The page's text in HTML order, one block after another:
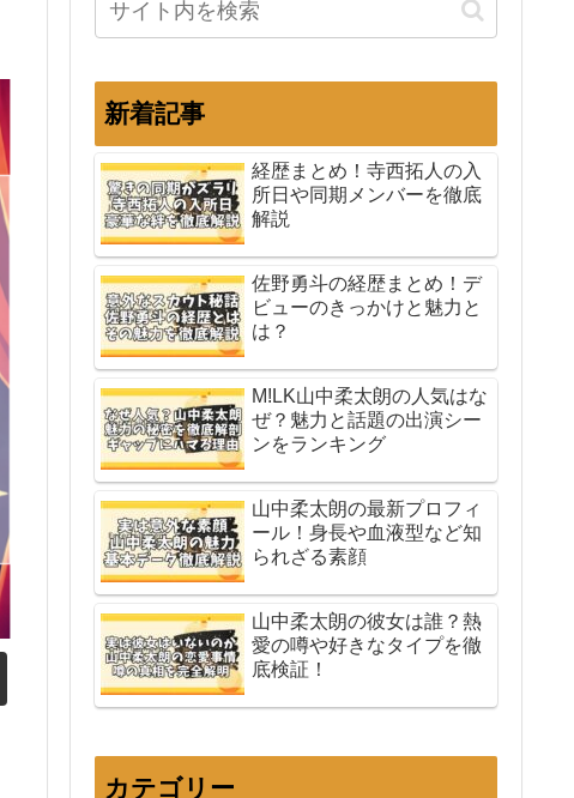
新着記事
経歴まとめ！寺西拓人の入
所日や同期メンバーを徹底
解説
佐野勇斗の経歴まとめ！デ
ビューのきっかけと魅力と
は？
M!LK山中柔太朗の人気はな
ぜ？魅力と話題の出演シー
ンをランキング
山中柔太朗の最新プロフィ
ール！身長や血液型など知
られざる素顔
山中柔太朗の彼女は誰？熱
愛の噂や好きなタイプを徹
底検証！
カテゴリー